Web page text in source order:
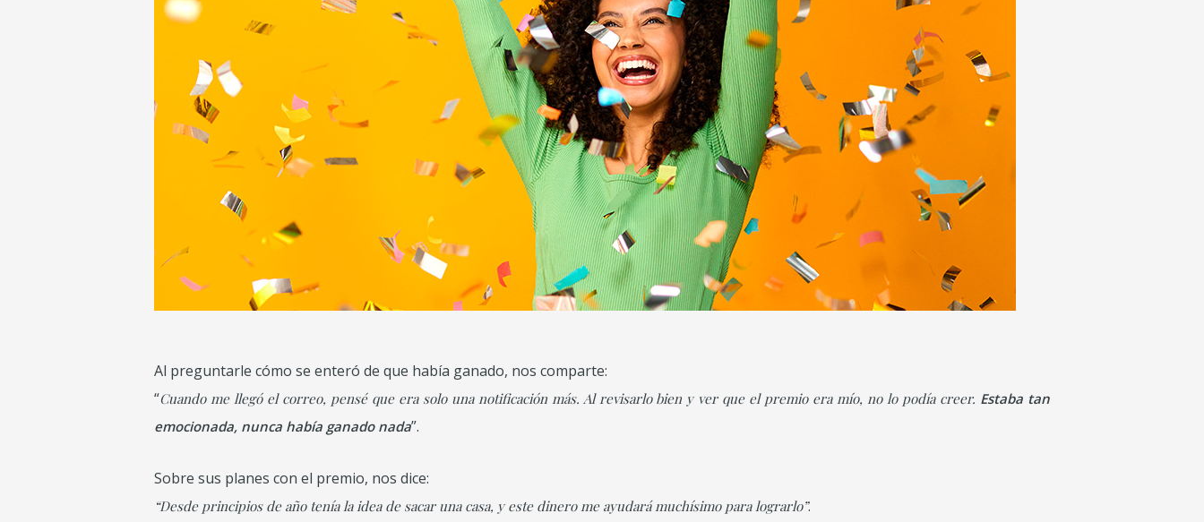
Al preguntarle cómo se enteró de que había ganado, nos comparte:
“Cuando me llegó el correo, pensé que era solo una notificación más. Al revisarlo bien y ver que el premio era mío, no lo podía creer. Estaba tan
emocionada, nunca había ganado nada”.
Sobre sus planes con el premio, nos dice:
“Desde principios de año tenía la idea de sacar una casa, y este dinero me ayudará muchísimo para lograrlo”.